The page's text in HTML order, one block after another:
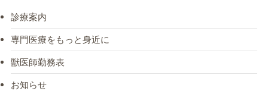
診療案内
専門医療をもっと身近に
獣医師勤務表
お知らせ